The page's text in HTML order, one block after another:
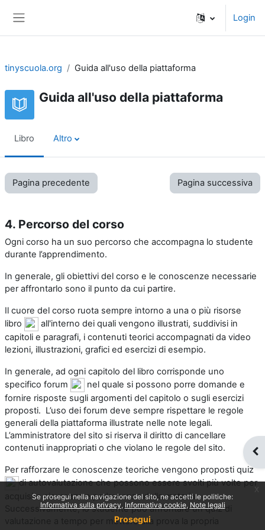
Login
tinyscuola.org Guida all'uso della piattaforma
Guida all'uso della piattaforma
Libro Altro
Pagina precedente Pagina successiva
4. Percorso del corso
Ogni corso ha un suo percorso che accompagna lo studente
durante l’apprendimento.
In generale, gli obiettivi del corso e le conoscenze necessarie
per affrontarlo sono il punto da cui partire.
Il cuore del corso ruota sempre intorno a una o più risorse
libro
all'interno dei quali vengono illustrati, suddivisi in
capitoli e paragrafi, i contenuti teorici accompagnati da video
lezioni, illustrazioni, grafici ed esercizi di esempio.
In generale, ad ogni capitolo del libro corrisponde uno
specifico forum
nel quale si possono porre domande e
fornire risposte sugli argomenti del capitolo o sugli esercizi
proposti. L’uso dei forum deve sempre rispettare le regole
generali della piattaforma illustrate nelle note legali.
L’amministratore del sito si riserva il diritto di cancellare
contenuti inappropriati o che violano le regole del sito.
Per rafforzare le conoscenze teoriche vengono proposti quiz
di autovalutazione che possono essere svolti più volte per
acquisire sicurezza e padronanza della materia.
Successivamente, lo studente può affrontare un quiz di
valutazione a tempo per mettere alla prova la propria
Se prosegui nella navigazione del sito, ne accetti le politiche:
Informativa sulla privacy Informativa cookie Note legali
Prosegui
x